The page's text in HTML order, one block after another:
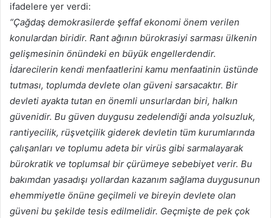
ifadelere yer verdi:
“Çağdaş demokrasilerde şeffaf ekonomi önem verilen
konulardan biridir. Rant ağının bürokrasiyi sarması ülkenin
gelişmesinin önündeki en büyük engellerdendir.
İdarecilerin kendi menfaatlerini kamu menfaatinin üstünde
tutması, toplumda devlete olan güveni sarsacaktır. Bir
devleti ayakta tutan en önemli unsurlardan biri, halkın
güvenidir. Bu güven duygusu zedelendiği anda yolsuzluk,
rantiyecilik, rüşvetçilik giderek devletin tüm kurumlarında
çalışanları ve toplumu adeta bir virüs gibi sarmalayarak
bürokratik ve toplumsal bir çürümeye sebebiyet verir. Bu
bakımdan yasadışı yollardan kazanım sağlama duygusunun
ehemmiyetle önüne geçilmeli ve bireyin devlete olan
güveni bu şekilde tesis edilmelidir. Geçmişte de pek çok